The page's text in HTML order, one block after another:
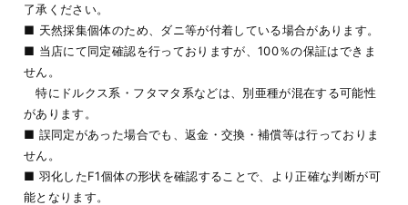
了承ください。
■ 天然採集個体のため、ダニ等が付着している場合があります。
■ 当店にて同定確認を行っておりますが、100％の保証はできま
せん。
特にドルクス系・フタマタ系などは、別亜種が混在する可能性
があります。
■ 誤同定があった場合でも、返金・交換・補償等は行っておりま
せん。
■ 羽化したF1個体の形状を確認することで、より正確な判断が可
能となります。